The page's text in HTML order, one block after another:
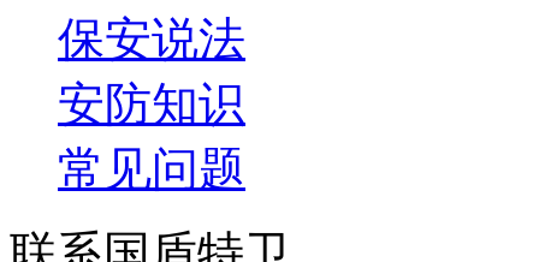
保安说法
安防知识
常见问题